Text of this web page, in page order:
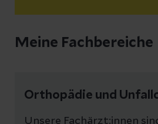
Meine Fachbereiche
Orthopädie und
Unsere Fachärzt:innen